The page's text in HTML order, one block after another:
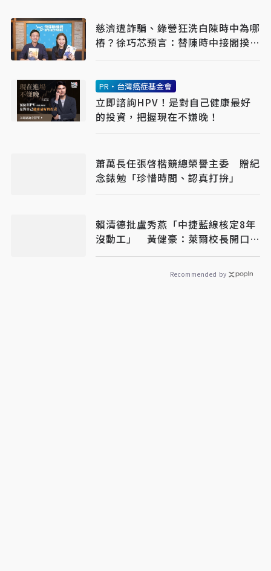
慈濟遭詐騙、綠營狂洗白陳時中為哪
樁？徐巧芯預言：替陳時中接閣揆鋪
路
PR・台灣癌症基金會
立即諮詢HPV！是對自己健康最好
的投資，把握現在不嫌晚！
蕭萬長任張啓楷競總榮譽主委 贈紀
念錶勉「珍惜時間、認真打拚」
賴清德批盧秀燕「中捷藍線核定8年
沒動工」 黃健豪：萊爾校長開口就
說謊
Recommended by